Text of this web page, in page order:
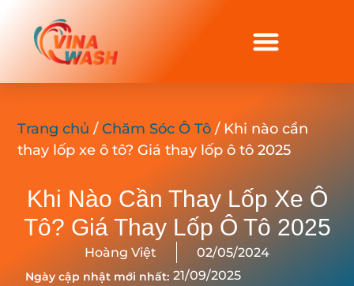
Trang chủ /Chăm Sóc Ô Tô / Khi nào cần
thay lốp xe ô tô? Giá thay lốp ô tô 2025
Khi Nào Cần Thay Lốp Xe Ô
Tô? Giá Thay Lốp Ô Tô 2025
Hoàng Việt 02/05/2024
Ngày cập nhật mới nhất: 21/09/2025